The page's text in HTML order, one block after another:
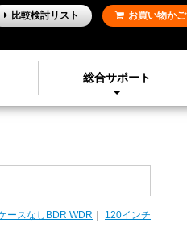
総合サポート
比較検討リスト お買い物かご
ースなしBDR WDR 120インチ